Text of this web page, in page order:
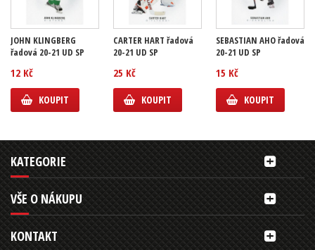
JOHN KLINGBERG
řadová 20-21 UD SP
12 Kč
KOUPIT
CARTER HART řadová
20-21 UD SP
25 Kč
KOUPIT
SEBASTIAN AHO řadová
20-21 UD SP
15 Kč
KOUPIT
KATEGORIE
VŠE O NÁKUPU
KONTAKT